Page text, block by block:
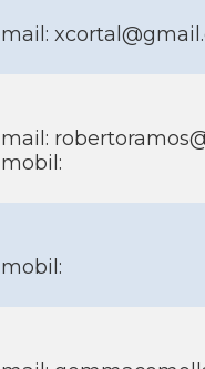
mail:
mail:
mobil:
mobil: